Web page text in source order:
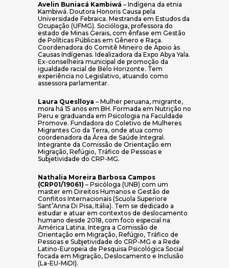
Avelin Buniacá Kambiwá – Indígena da etnia
Kambiwá. Doutora Honoris Causa pela
Universidade Febraica. Mestranda em Estudos da
Ocupação (UFMG). Socióloga, professora do
estado de Minas Gerais, com ênfase em Gestão
de Políticas Públicas em Gênero e Raça.
Coordenadora do Comitê Mineiro de Apoio às
Causas Indígenas. Idealizadora da Expo Abya Yala.
Ex-conselheira municipal de promoção da
igualdade racial de Belo Horizonte. Tem
experiência no Legislativo, atuando como
assessora parlamentar.
Laura Queslloya – Mulher peruana, migrante,
mora há 15 anos em BH. Formada em Nutrição no
Peru e graduanda em Psicologia na Faculdade
Promove. Fundadora do Coletivo de Mulheres
Migrantes Cio da Terra, onde atua como
coordenadora da Área de Saúde Integral.
Integrante da Comissão de Orientação em
Migração, Refúgio, Tráfico de Pessoas e
Subjetividade do CRP-MG.
Nathalia Moreira Barbosa Campos
(CRP01/19061) – Psicóloga (UNB) com um
master em Direitos Humanos e Gestão de
Conflitos Internacionais (Scuola Superiore
Sant’Anna Di Pisa, Itália). Tem se dedicado a
estudar e atuar em contextos de deslocamento
humano desde 2018, com foco especial na
América Latina. Integra a Comissão de
Orientação em Migração, Refúgio, Tráfico de
Pessoas e Subjetividade do CRP-MG e a Rede
Latino-Europeia de Pesquisa Psicológica Social
focada em Migração, Deslocamento e Inclusão
(La-EU-MiDI).